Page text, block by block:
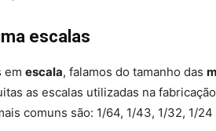
escalas
em escala, falamos do tamanho das
as escalas utilizadas na
comuns são: 1/64, 1/43, 1/32, 1/24